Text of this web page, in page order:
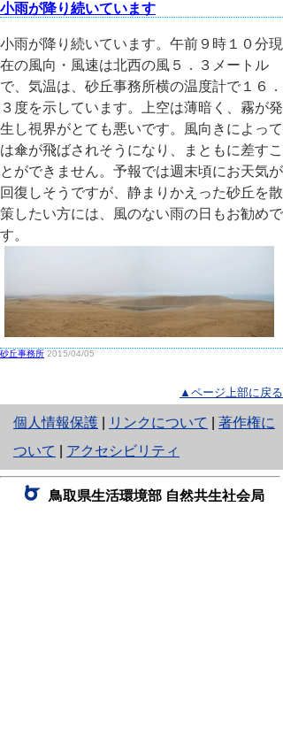
小雨が降り続いています
小雨が降り続いています。午前９時１０分現
在の風向・風速は北西の風５．３メートル
で、気温は、砂丘事務所横の温度計で１６．
３度を示しています。上空は薄暗く、霧が発
生し視界がとても悪いです。風向きによって
は傘が飛ばされそうになり、まともに差すこ
とができません。予報では週末頃にお天気が
回復しそうですが、静まりかえった砂丘を散
策したい方には、風のない雨の日もお勧めで
す。
砂丘事務所 2015/04/05
▲ページ上部に戻る
個人情報保護
と
り
ネ
ッ
リンクについて
著作権に
ついて
アクセシビリティ
鳥取県生活環境部 自然共生社会局